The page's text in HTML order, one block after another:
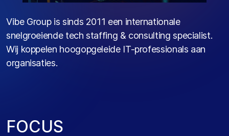
Vibe Group is sinds 2011 een internationale
snelgroeiende tech staffing & consulting specialist.
Wij koppelen hoogopgeleide IT-professionals aan
organisaties.
FOCUS